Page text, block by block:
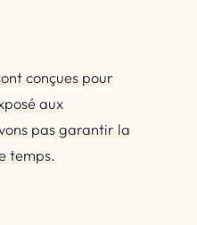
conçues pour
aux
pas garantir la
temps.